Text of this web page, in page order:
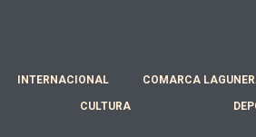
INTERNACIONAL COMARCA
CULTURA